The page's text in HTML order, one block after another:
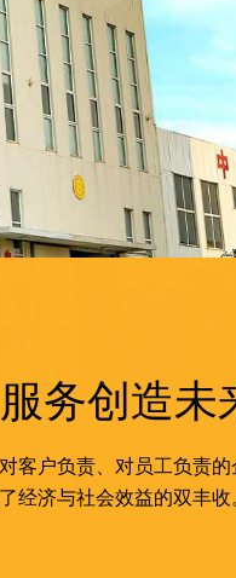
务创造未
客户负责、对员工负责
经济与社会效益的双丰收